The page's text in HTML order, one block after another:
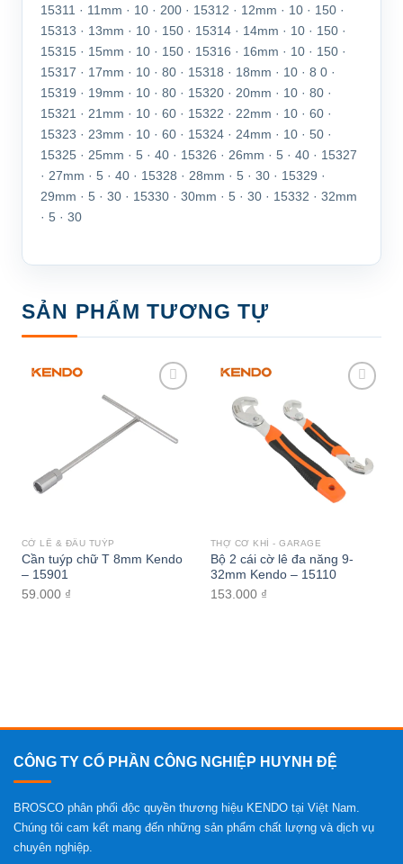
15311 · 11mm · 10 · 200 · 15312 · 12mm · 10 · 150 ·
15313 · 13mm · 10 · 150 · 15314 · 14mm · 10 · 150 ·
15315 · 15mm · 10 · 150 · 15316 · 16mm · 10 · 150 ·
15317 · 17mm · 10 · 80 · 15318 · 18mm · 10 · 8 0 ·
15319 · 19mm · 10 · 80 · 15320 · 20mm · 10 · 80 ·
15321 · 21mm · 10 · 60 · 15322 · 22mm · 10 · 60 ·
15323 · 23mm · 10 · 60 · 15324 · 24mm · 10 · 50 ·
15325 · 25mm · 5 · 40 · 15326 · 26mm · 5 · 40 · 15327
· 27mm · 5 · 40 · 15328 · 28mm · 5 · 30 · 15329 ·
29mm · 5 · 30 · 15330 · 30mm · 5 · 30 · 15332 · 32mm
· 5 · 30
SẢN PHẨM TƯƠNG TỰ
CỜ LÊ & ĐẦU TUÝP
Cần tuýp chữ T 8mm Kendo
– 15901
59.000 ₫
THỢ CƠ KHÍ - GARAGE
Bộ 2 cái cờ lê đa năng 9-
32mm Kendo – 15110
153.000 ₫
CÔNG TY CỔ PHẦN CÔNG NGHIỆP HUYNH ĐỆ
BROSCO phân phối độc quyền thương hiệu KENDO tại Việt Nam.
Chúng tôi cam kết mang đến những sản phẩm chất lượng và dịch vụ
chuyên nghiệp.